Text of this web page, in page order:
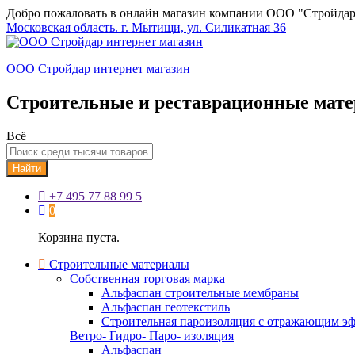
Добро пожаловать в онлайн магазин компании ООО
Московская область. г. Мытищи, ул. Силикатная 36
ООО Стройдар интернет магазин
Строительные и реставрационные
Всё
Найти
+7 495 77 88 99 5
0
Корзина пуста.
Строительные материалы
Собственная торговая марка
Альфаспан строительные мембраны
Альфаспан геотекстиль
Строительная пароизоляция с отражающим
Ветро- Гидро- Паро- изоляция
Альфаспан